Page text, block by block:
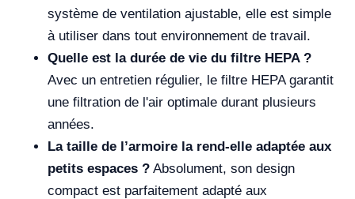
système de ventilation ajustable, elle est simple
à utiliser dans tout environnement de travail.
Quelle est la durée de vie du filtre HEPA ?
Avec un entretien régulier, le filtre HEPA garantit
une filtration de l'air optimale durant plusieurs
années.
La taille de l’armoire la rend-elle adaptée aux
petits espaces ? Absolument, son design
compact est parfaitement adapté aux